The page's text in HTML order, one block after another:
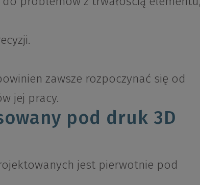
zawsze rozpoczynać się od
jej pracy.
pod druk 3D
jest pierwotnie pod